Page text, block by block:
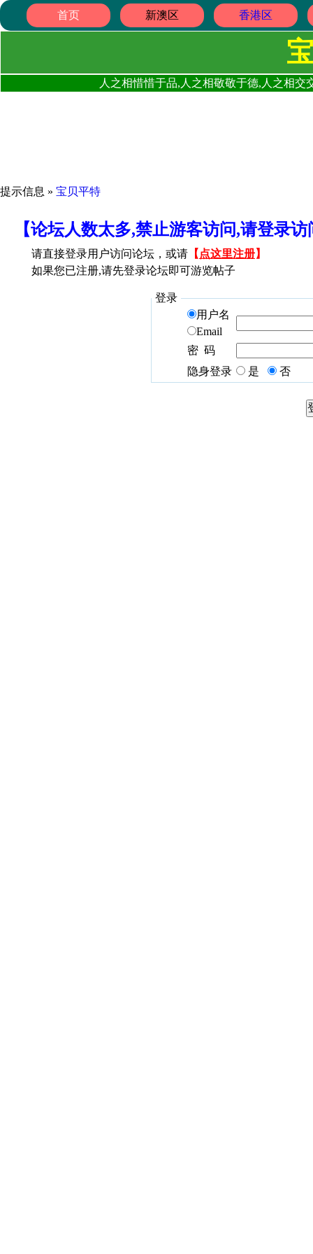
首页 新澳区 香港区
人之相惜惜于品,人之相敬敬于德,人之相
提示信息 » 宝贝平特
【论坛人数太多,禁止游客访问,请登录
请直接登录用户访问论坛，或请 【 点这里注册】
如果您已注册,请先登录论坛即可游览帖子
登录
用户名
Email
密 码
隐身登录
是 否